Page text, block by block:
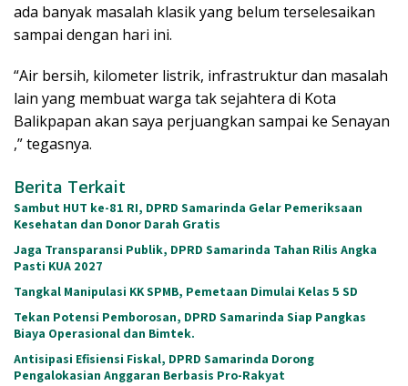
ada banyak masalah klasik yang belum terselesaikan
sampai dengan hari ini.
“Air bersih, kilometer listrik, infrastruktur dan masalah
lain yang membuat warga tak sejahtera di Kota
Balikpapan akan saya perjuangkan sampai ke Senayan
,” tegasnya.
Berita Terkait
Sambut HUT ke-81 RI, DPRD Samarinda Gelar Pemeriksaan
Kesehatan dan Donor Darah Gratis
Jaga Transparansi Publik, DPRD Samarinda Tahan Rilis Angka
Pasti KUA 2027
Tangkal Manipulasi KK SPMB, Pemetaan Dimulai Kelas 5 SD
Tekan Potensi Pemborosan, DPRD Samarinda Siap Pangkas
Biaya Operasional dan Bimtek.
Antisipasi Efisiensi Fiskal, DPRD Samarinda Dorong
Pengalokasian Anggaran Berbasis Pro-Rakyat